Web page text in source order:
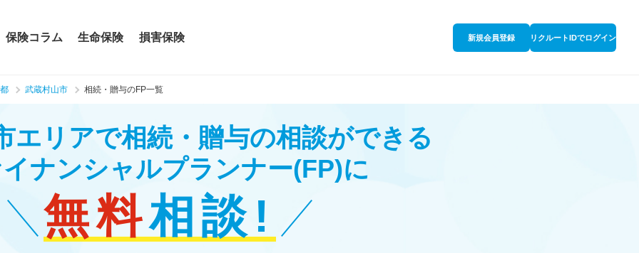
保険コラム 生命保険 損害保険 新規会員登録 リクルートIDでログイン
武蔵村山市 相続・贈与のFP一覧
エリアで相続・贈与の相談ができる
ナンシャルプランナー(FP)に
無料相談!